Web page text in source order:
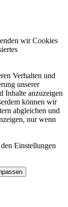
wir Cookies
Verhalten und
unserer
Inhalte anzuzeigen
können wir
abgleichen und
nur wenn
Einstellungen